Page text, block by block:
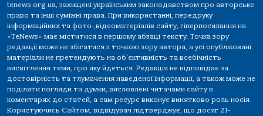
tenews.org.ua, захищені українським законодавством про авторське
право та інші суміжні права. При використанні, передруку
інформаційних та фото-,відеоматеріалів сайту, гіперпосилання на
«TeNews» має міститися в першому абзаці тексту. Точка зору
редакції може не збігатися з точкою зору автора, а усі опубліковані
матеріали не претендують на об'єктивність та всебічність
висвітлення теми, про яку йдеться. Редакція не відповідає за
достовірність та тлумачення наведеної інформації, а також може не
поділяти погляди та думки, висловлені читачами сайту в
коментарях до статей, а сам ресурс виконує винятково роль носія.
Користуючись Сайтом, відвідувач підтверджує, що досяг 21-